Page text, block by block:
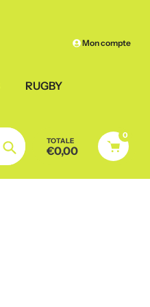
Mon compte
RUGBY
Chercher
TOTALE
€0,00
0